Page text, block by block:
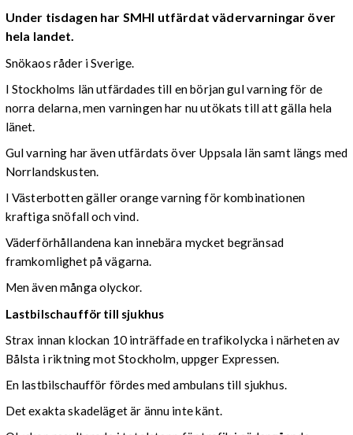
Under tisdagen har SMHI utfärdat vädervarningar över
hela landet.
Snökaos råder i Sverige.
I Stockholms län utfärdades till en början gul varning för de
norra delarna, men varningen har nu utökats till att gälla hela
länet.
Gul varning har även utfärdats över Uppsala län samt längs med
Norrlandskusten.
I Västerbotten gäller orange varning för kombinationen
kraftiga snöfall och vind.
Väderförhållandena kan innebära mycket begränsad
framkomlighet på vägarna.
Men även många olyckor.
Lastbilschaufför till sjukhus
Strax innan klockan 10 inträffade en trafikolycka i närheten av
Bålsta i riktning mot Stockholm, uppger Expressen.
En lastbilschaufför fördes med ambulans till sjukhus.
Det exakta skadeläget är ännu inte känt.